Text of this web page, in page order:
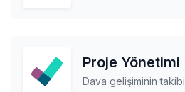
Proje Yönetimi
Dava gelişiminin takibi